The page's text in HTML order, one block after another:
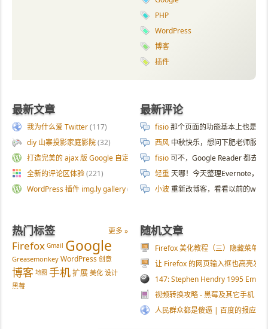
PHP
WordPress
博客
插件
最新文章
我为什么爱 Twitter(117)
diy 山寨投影家庭影院(32)
打造完美的 ajax 版 Google 自定义搜索 (187)
全新的评论区体验(221)
WordPress 插件 img.ly gallery(54)
更多 »
热门标签
Firefox Gmail Google
Greasemonkey WordPress 创意
博客 地图 手机扩展 美化 设计
黑莓
最新评论
fisio那个页面的功能基本上也是
西风 中秋快乐，想问下肥老师服
fisio可不，Google Reader 都去
轻重天哪！今天整理Evernote，
小波重新改博客，看看以前的wp
随机文章
Firefox 美化教程（三）隐藏菜单栏
让 Firefox 的网页输入框也高亮发光
147: Stephen Hendry 1995
视频转换攻略 - 黑莓及其它手机
人民群众都是傻逼 | 百度的报应到